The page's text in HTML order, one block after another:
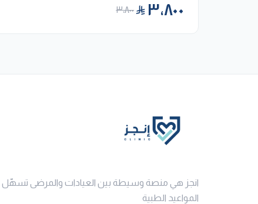
٣٬٨٠٠ ٣٬٨٠٠
انجز هي منصة وسيطة بين العيادات والمرضى تسهّل
المواعيد الطبية